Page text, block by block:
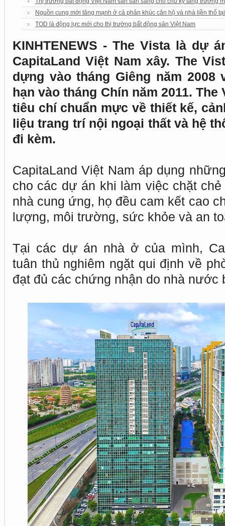
Nguồn cung mới tăng mạnh ở cả phân khúc căn hộ và nhà liền thổ
TOD là động lực mới cho thị trường bất động sản Việt Nam
KINHTENEWS - The Vista là dự
CapitaLand Việt Nam xây. The
dựng vào tháng Giêng năm 2008
hạn vào tháng Chín năm 2011.
tiêu chí chuẩn mực về thiết kế,
liệu trang trí nội ngoại thất và hệ
đi kèm.
CapitaLand Việt Nam áp dụng
cho các dự án khi làm việc chặt
nhà cung ứng, họ đều cam kết cao
lượng, môi trường, sức khỏe và an
Tại các dự án nhà ở của mình,
tuân thủ nghiêm ngặt qui định về
đạt đủ các chứng nhận do nhà nước